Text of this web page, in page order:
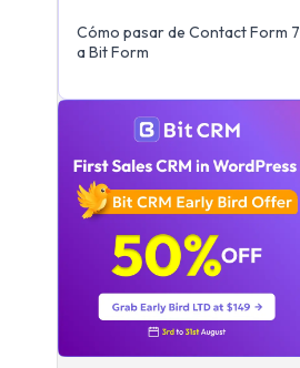
Cómo pasar de Contact Form 7
a Bit Form